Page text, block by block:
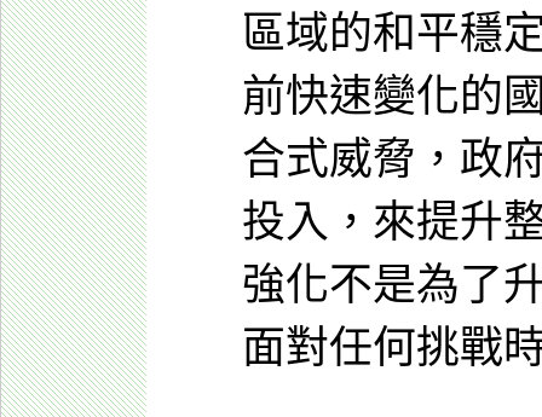
區域的和平穩
前快速變化的
合式威脅，政
投入，來提升
強化不是為了
面對任何挑戰